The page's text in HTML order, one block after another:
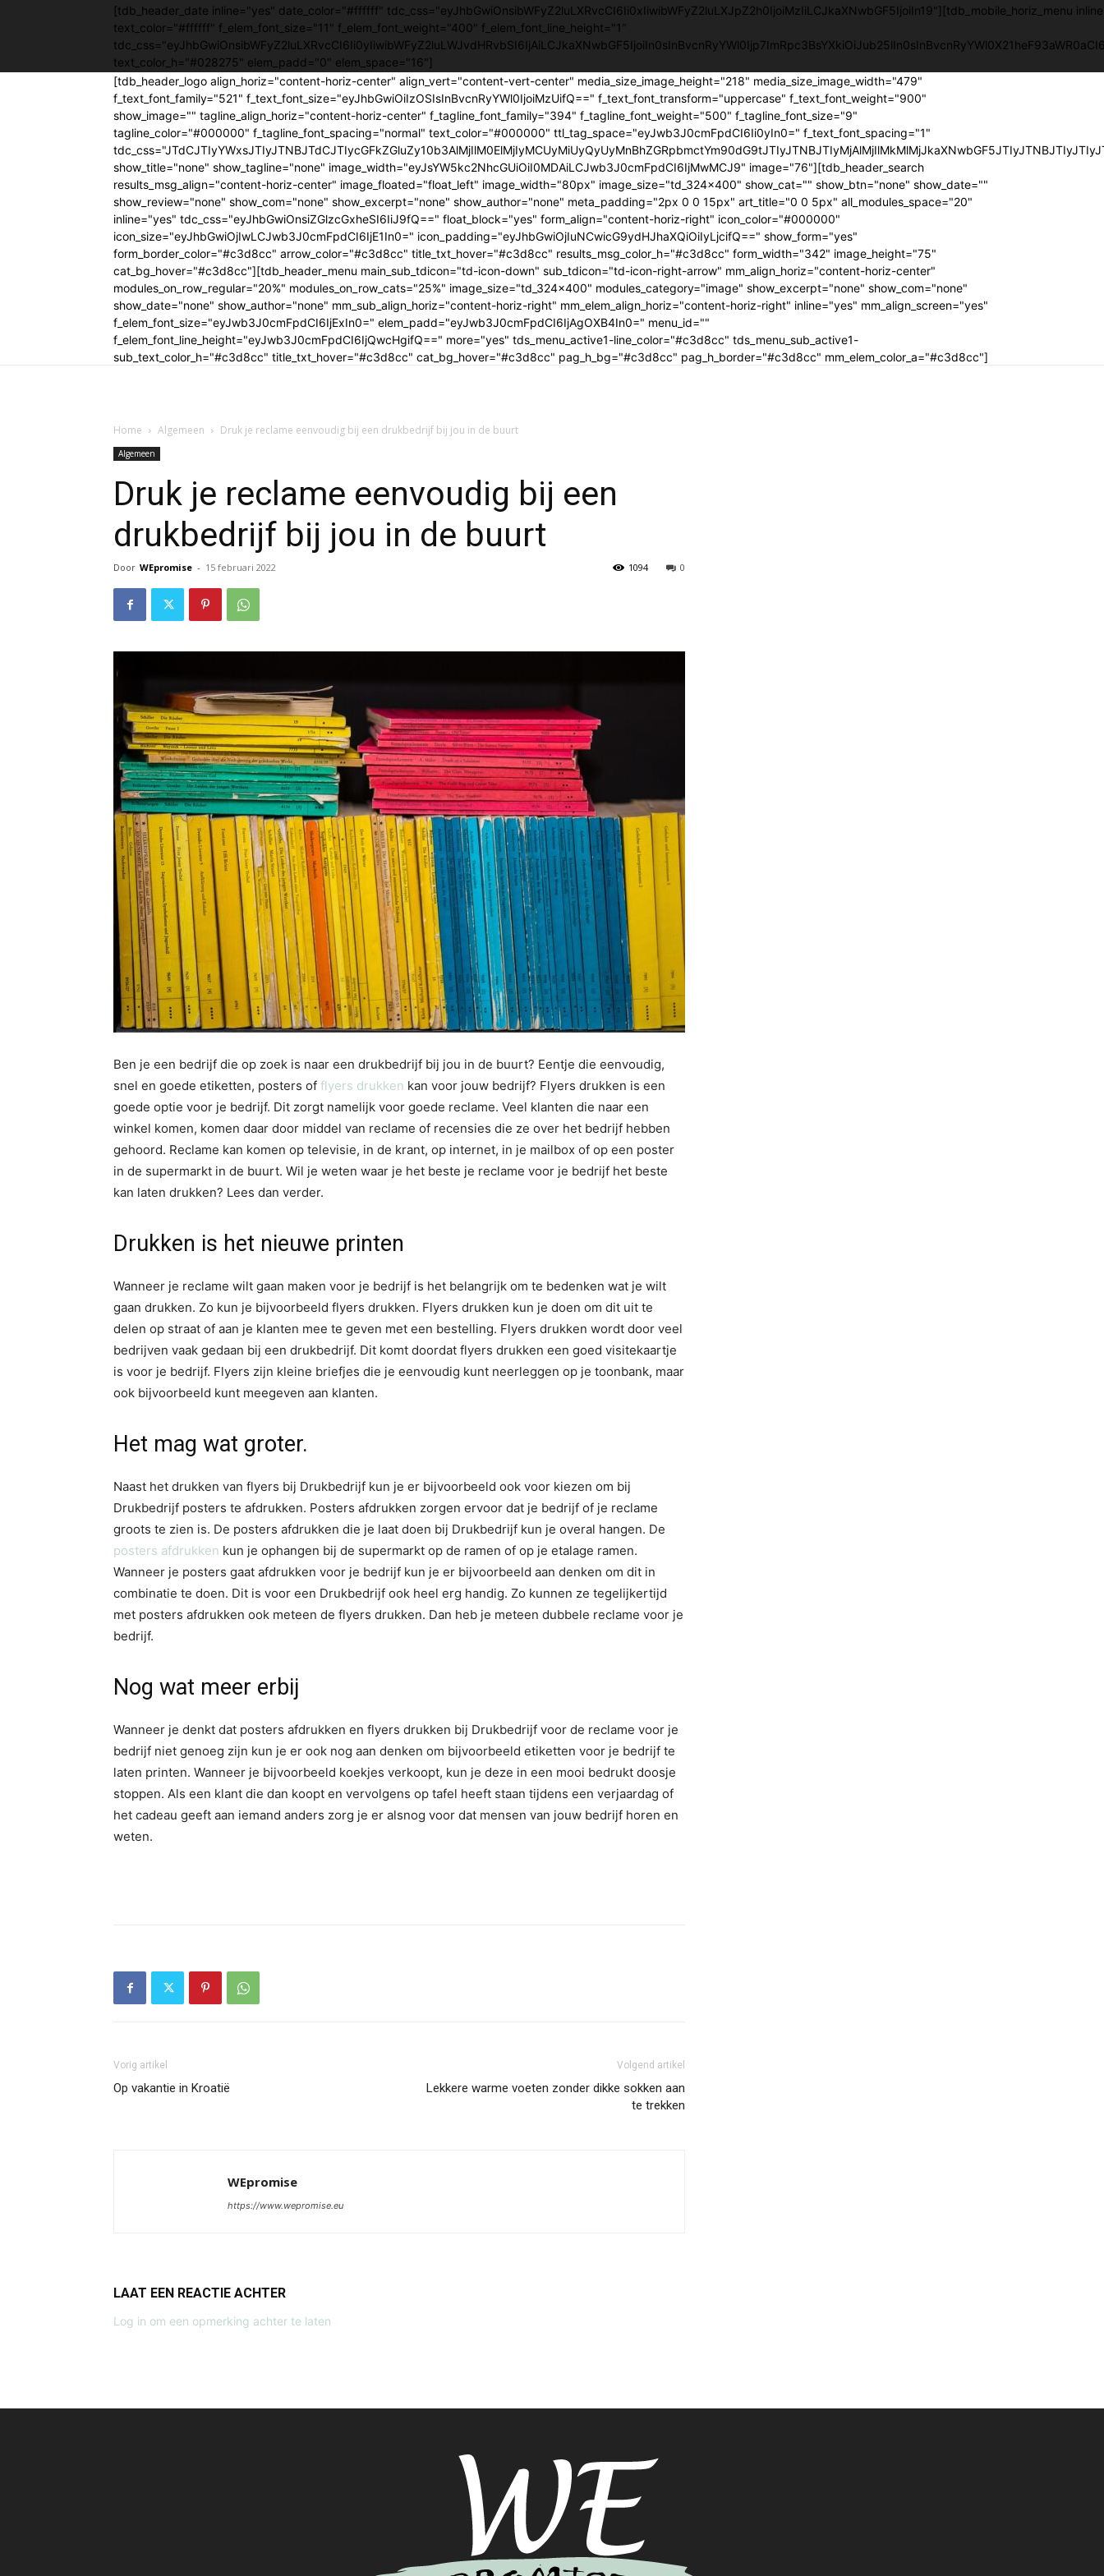
[tdb_header_date inline="yes" date_color="#ffffff" tdc_css="eyJhbGwiOnsibWFyZ2luLXRvcCI6Ii0xIiwibWFyZ2luLXJpZ2h0IjoiMzIiLCJkaXNwbGF5IjoiIn19"][tdb_mobile_horiz_menu
text_color="#ffffff" f_elem_font_size="11" f_elem_font_weight="400" f_elem_font_line_height="1"
text_color_h="#028275" elem_padd="0" elem_space="16"]
[tdb_header_logo align_horiz="content-horiz-center" align_vert="content-vert-center" media_size_image_height="218" media_size_image_width="479"
f_text_font_family="521" f_text_font_size="eyJhbGwiOiIzOSIsInBvcnRyYWl0IjoiMzUifQ==" f_text_font_transform="uppercase" f_text_font_weight="900"
show_image="" tagline_align_horiz="content-horiz-center" f_tagline_font_family="394" f_tagline_font_weight="500" f_tagline_font_size="9"
tagline_color="#000000" f_tagline_font_spacing="normal" text_color="#000000" ttl_tag_space="eyJwb3J0cmFpdCI6Ii0yIn0=" f_text_font_spacing="1"
show_title="none" show_tagline="none" image_width="eyJsYW5kc2NhcGUiOiI0MDAiLCJwb3J0cmFpdCI6IjMwMCJ9" image="76"][tdb_header_search
results_msg_align="content-horiz-center" image_floated="float_left" image_width="80px" image_size="td_324x400" show_cat="" show_btn="none" show_date=""
show_review="none" show_com="none" show_excerpt="none" show_author="none" meta_padding="2px 0 0 15px" art_title="0 0 5px" all_modules_space="20"
inline="yes" tdc_css="eyJhbGwiOnsiZGlzcGxheSI6IiJ9fQ==" float_block="yes" form_align="content-horiz-right" icon_color="#000000"
icon_size="eyJhbGwiOjIwLCJwb3J0cmFpdCI6IjE1In0=" icon_padding="eyJhbGwiOjIuNCwicG9ydHJhaXQiOiIyLjcifQ==" show_form="yes"
form_border_color="#c3d8cc" arrow_color="#c3d8cc" title_txt_hover="#c3d8cc" results_msg_color_h="#c3d8cc" form_width="342" image_height="75"
cat_bg_hover="#c3d8cc"][tdb_header_menu main_sub_tdicon="td-icon-down" sub_tdicon="td-icon-right-arrow" mm_align_horiz="content-horiz-center"
modules_on_row_regular="20%" modules_on_row_cats="25%" image_size="td_324x400" modules_category="image" show_excerpt="none" show_com="none"
show_date="none" show_author="none" mm_sub_align_horiz="content-horiz-right" mm_elem_align_horiz="content-horiz-right" inline="yes" mm_align_screen="yes"
f_elem_font_size="eyJwb3J0cmFpdCI6IjExIn0=" elem_padd="eyJwb3J0cmFpdCI6IjAgOXB4In0=" menu_id=""
f_elem_font_line_height="eyJwb3J0cmFpdCI6IjQwcHgifQ==" more="yes" tds_menu_active1-line_color="#c3d8cc" tds_menu_sub_active1-
sub_text_color_h="#c3d8cc" title_txt_hover="#c3d8cc" cat_bg_hover="#c3d8cc" pag_h_bg="#c3d8cc" pag_h_border="#c3d8cc" mm_elem_color_a="#c3d8cc"]
Home Algemeen Druk je reclame eenvoudig bij een drukbedrijf bij jou in de buurt
Algemeen
Druk je reclame eenvoudig bij een
drukbedrijf bij jou in de buurt
Door WEpromise - 15 februari 2022 0
1094
Ben je een bedrijf die op zoek is naar een drukbedrijf bij jou in de buurt? Eentje die eenvoudig,
snel en goede etiketten, posters of flyers drukken kan voor jouw bedrijf? Flyers drukken is een
goede optie voor je bedrijf. Dit zorgt namelijk voor goede reclame. Veel klanten die naar een
winkel komen, komen daar door middel van reclame of recensies die ze over het bedrijf hebben
gehoord. Reclame kan komen op televisie, in de krant, op internet, in je mailbox of op een poster
in de supermarkt in de buurt. Wil je weten waar je het beste je reclame voor je bedrijf het beste
kan laten drukken? Lees dan verder.
Drukken is het nieuwe printen
Wanneer je reclame wilt gaan maken voor je bedrijf is het belangrijk om te bedenken wat je wilt
gaan drukken. Zo kun je bijvoorbeeld flyers drukken. Flyers drukken kun je doen om dit uit te
delen op straat of aan je klanten mee te geven met een bestelling. Flyers drukken wordt door veel
bedrijven vaak gedaan bij een drukbedrijf. Dit komt doordat flyers drukken een goed visitekaartje
is voor je bedrijf. Flyers zijn kleine briefjes die je eenvoudig kunt neerleggen op je toonbank, maar
ook bijvoorbeeld kunt meegeven aan klanten.
Het mag wat groter.
Naast het drukken van flyers bij Drukbedrijf kun je er bijvoorbeeld ook voor kiezen om bij
Drukbedrijf posters te afdrukken. Posters afdrukken zorgen ervoor dat je bedrijf of je reclame
groots te zien is. De posters afdrukken die je laat doen bij Drukbedrijf kun je overal hangen. De
posters afdrukken kun je ophangen bij de supermarkt op de ramen of op je etalage ramen.
Wanneer je posters gaat afdrukken voor je bedrijf kun je er bijvoorbeeld aan denken om dit in
combinatie te doen. Dit is voor een Drukbedrijf ook heel erg handig. Zo kunnen ze tegelijkertijd
met posters afdrukken ook meteen de flyers drukken. Dan heb je meteen dubbele reclame voor je
bedrijf.
Nog wat meer erbij
Wanneer je denkt dat posters afdrukken en flyers drukken bij Drukbedrijf voor de reclame voor je
bedrijf niet genoeg zijn kun je er ook nog aan denken om bijvoorbeeld etiketten voor je bedrijf te
laten printen. Wanneer je bijvoorbeeld koekjes verkoopt, kun je deze in een mooi bedrukt doosje
stoppen. Als een klant die dan koopt en vervolgens op tafel heeft staan tijdens een verjaardag of
het cadeau geeft aan iemand anders zorg je er alsnog voor dat mensen van jouw bedrijf horen en
weten.
Vorig artikel
Op vakantie in Kroatië
Volgend artikel
Lekkere warme voeten zonder dikke sokken aan
te trekken
WEpromise
https://www.wepromise.eu
LAAT EEN REACTIE ACHTER
Log in om een opmerking achter te laten